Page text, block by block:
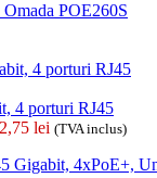
POE260S
4 porturi RJ45
lei (TVA inclus)